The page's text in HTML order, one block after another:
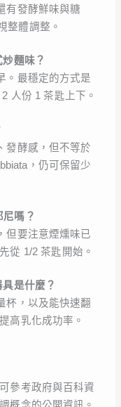
有發酵鮮味與糖
整體調整。
麵味？
。最穩定的方式是
人份 1 茶匙上下。
發酵感，但不等於
，仍可保留少
嗎？
但要注意煙燻味已
從 1/2 茶匙開始。
是什麼？
杯，以及能快速翻
高乳化成功率。
參考政府與百科資
概念的公開資訊。